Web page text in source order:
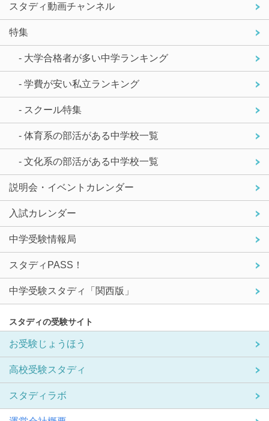
スタディ動画チャンネル
特集
- 大学合格者が多い中学ランキング
- 学費が安い私立ランキング
- スクール特集
- 体育系の部活がある中学校一覧
- 文化系の部活がある中学校一覧
説明会・イベントカレンダー
入試カレンダー
中学受験情報局
スタディPASS！
中学受験スタディ「関西版」
スタディの受験サイト
お受験じょうほう
高校受験スタディ
スタディラボ